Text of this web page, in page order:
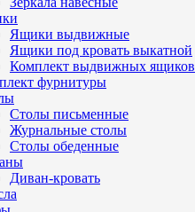
Ящики выдвижные
Ящики под кровать выкатной
Комплект выдвижных ящиков
фурнитуры
Столы письменные
Журнальные cтолы
Столы обеденные
Диван-кровать